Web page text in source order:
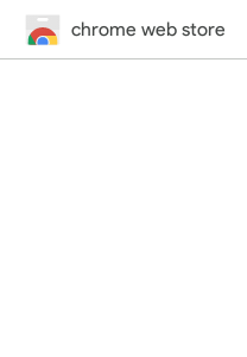
chrome web store